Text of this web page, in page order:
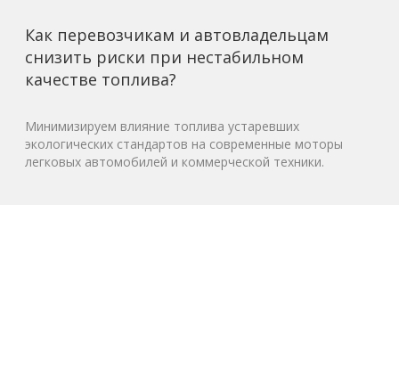
Как перевозчикам и автовладельцам
снизить риски при нестабильном
качестве топлива?
Минимизируем влияние топлива устаревших
экологических стандартов на современные моторы
легковых автомобилей и коммерческой техники.